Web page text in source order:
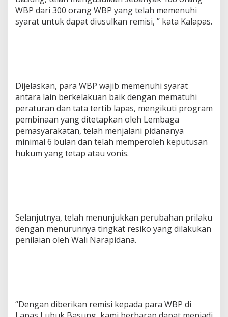
WBP dari 300 orang WBP yang telah memenuhi
syarat untuk dapat diusulkan remisi, ” kata Kalapas.
Dijelaskan, para WBP wajib memenuhi syarat
antara lain berkelakuan baik dengan mematuhi
peraturan dan tata tertib lapas, mengikuti program
pembinaan yang ditetapkan oleh Lembaga
pemasyarakatan, telah menjalani pidananya
minimal 6 bulan dan telah memperoleh keputusan
hukum yang tetap atau vonis.
Selanjutnya, telah menunjukkan perubahan prilaku
dengan menurunnya tingkat resiko yang dilakukan
penilaian oleh Wali Narapidana.
“Dengan diberikan remisi kepada para WBP di